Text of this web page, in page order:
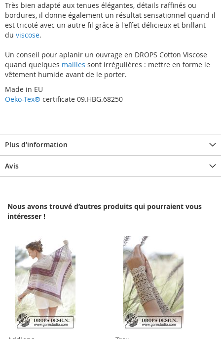
Très bien adapté aux tenues élégantes, détails raffinés ou
bordures, il donne également un résultat sensationnel quand il
est tricoté avec un autre fil grâce à l'effet délicieux et brillant
du viscose.
Un conseil pour aplanir un ouvrage en DROPS Cotton Viscose
quand quelques mailles sont irrégulières : mettre en forme le
vêtement humide avant de le porter.
Made in EU
Oeko-Tex® certificate 09.HBG.68250
Plus d’information
Avis
Nous avons trouvé d’autres produits qui pourraient vous
intéresser !